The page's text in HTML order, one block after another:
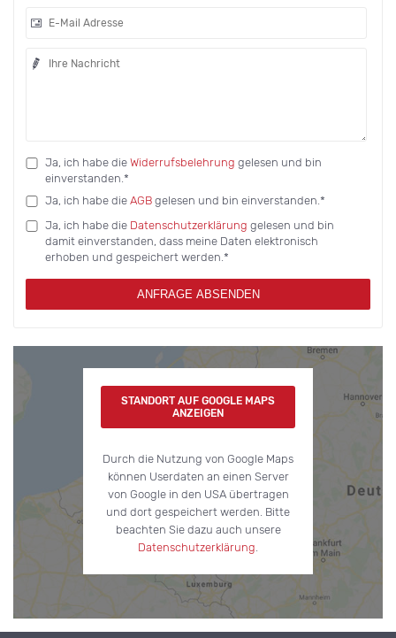
Ja, ich habe die Widerrufsbelehrung gelesen und bin
einverstanden.*
Ja, ich habe die AGB gelesen und bin einverstanden.*
Ja, ich habe die Datenschutzerklärung gelesen und bin
damit einverstanden, dass meine Daten elektronisch
erhoben und gespeichert werden.*
ANFRAGE ABSENDEN
STANDORT AUF GOOGLE MAPS
ANZEIGEN
Durch die Nutzung von Google Maps
können Userdaten an einen Server
von Google in den USA übertragen
und dort gespeichert werden. Bitte
beachten Sie dazu auch unsere
Datenschutzerklärung